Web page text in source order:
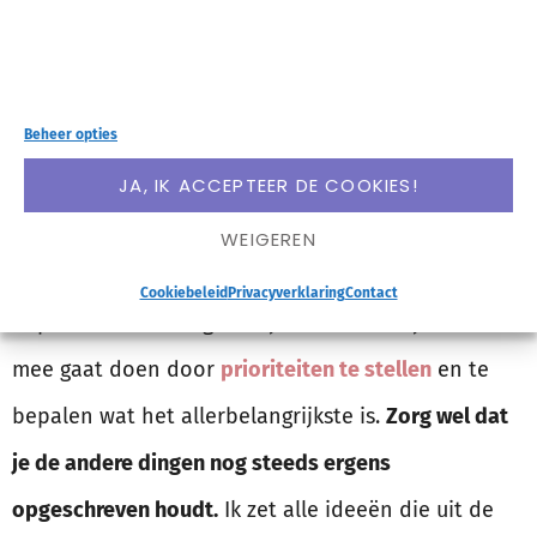
Beheer opties
JA, IK ACCEPTEER DE COOKIES!
WEIGEREN
Cookiebeleid PrivacyverklaringContact
genoeg over. Maar je kunt niet alles tegelijk doen.
Sterker nog – ik raad je aan omnooit te
en dus maar één ding tegelijk te doen.
mee gaat doen door prioriteiten te stellen en te
bepalen wat het allerbelangrijkste is. Zorg wel dat
je de andere dingen nog steeds ergens
opgeschreven houdt. Ik zet alle ideeën die uit de